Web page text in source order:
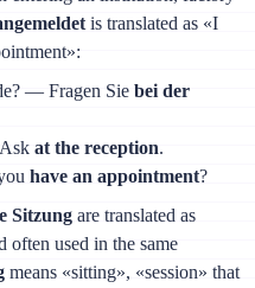
is translated as «I
— Fragen Siebei der
Askat the reception.
have an appointment?
Sitzung are translated as
often used in the same
means «sitting», «session» that